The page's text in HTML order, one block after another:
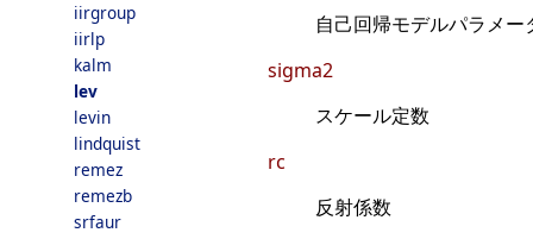
iirgroup
iirlp
kalm
lev
levin
lindquist
remez
remezb
srfaur
自己回帰モデルパラメー
sigma2
スケール定数
rc
反射係数